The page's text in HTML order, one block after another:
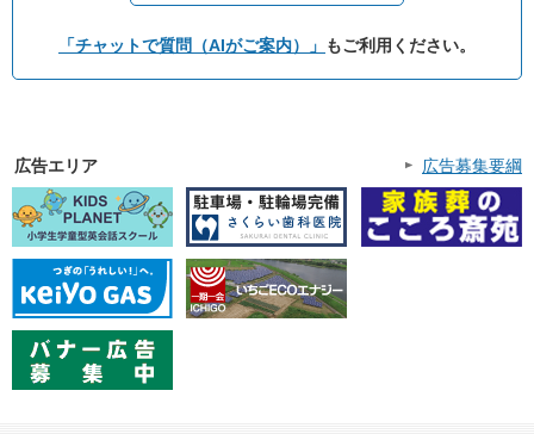
「チャットで質問（AIがご案内）」 もご利用ください。
広告エリア 広告募集要綱